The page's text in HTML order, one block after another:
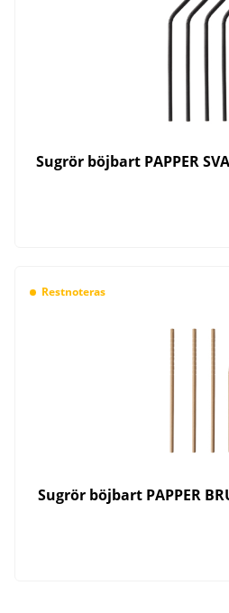
Sugrör böjbart PAPPER
Restnoteras
Sugrör böjbart PAPPER